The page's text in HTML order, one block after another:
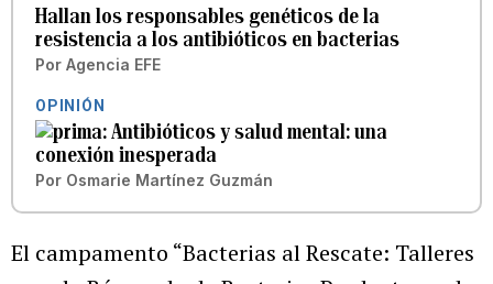
Hallan los responsables genéticos de la
resistencia a los antibióticos en bacterias
Por Agencia EFE
OPINIÓN
Antibióticos y salud mental: una
conexión inesperada
Por Osmarie Martínez Guzmán
El campamento “Bacterias al Rescate: Talleres